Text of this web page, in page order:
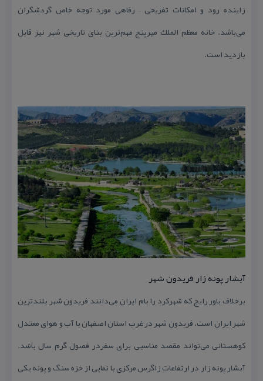
زاینده رود و امكانات تفریحی – رفاهی مورد توجه خاص گردشگران
می‌باشد. خانه معظم الملك میرپنج مهم‌ترین بنای تاریخی شهر نیز قابل
بازدید است.
آبشار پونه زار فریدون شهر
برخلاف باور رایج كه شهركرد را بام ایران می‌دانند فریدون شهر بلندترین
شهر ایران است. فریدون شهر در غرب استان اصفهان با آب و هوای معتدل
كوهستانی می‌تواند مقصد مناسبی برای سفردر فصول گرم سال باشد.
آبشار پونه زار در ارتفاعات زاگرس مركزی با نمایی از خزه سنگ و پونه یكی